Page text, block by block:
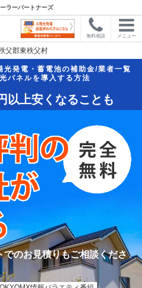
ラーパートナーズ
無料相談 メニュー
父郡東秩父村
光発電・蓄電池の補助金/業者一覧
パネルを導入する方法
以上安くなることも
でのお見積りもご相談くださ